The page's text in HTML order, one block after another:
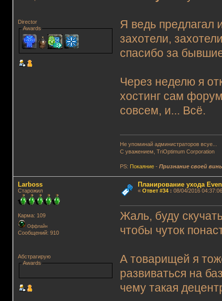
Director
Awards
Я ведь предлагал
захотели,
спасибо за
Через неделю я
хостинг сам
совсем, и... Всё.
Не упоминай администраторов всуе...
С уважением, TriOptimum Corporation
PS: Покаяние -Признание своей
Lаrboss
Старожил
Карма: 109
Оффлайн
Сообщений: 910
Абстрагирую
Awards
Планирование ухода
« Ответ #34: 08/04/2016
Жаль, буду
чтобы чуток
А товарищей я
развиваться на
чему такая